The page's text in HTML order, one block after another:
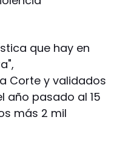
que hay en
Corte y validados
año pasado al 15
más 2 mil